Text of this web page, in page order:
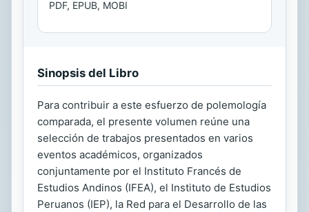
PDF, EPUB, MOBI
Sinopsis del Libro
Para contribuir a este esfuerzo de polemología
comparada, el presente volumen reúne una
selección de trabajos presentados en varios
eventos académicos, organizados
conjuntamente por el Instituto Francés de
Estudios Andinos (IFEA), el Instituto de Estudios
Peruanos (IEP), la Red para el Desarrollo de las